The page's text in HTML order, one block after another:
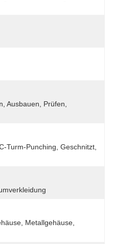
Ausbauen, Prüfen,
Turm-Punching, Geschnitzt,
Metallgehäuse,